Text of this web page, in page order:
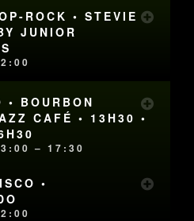
ROCK • STEVIE
JUNIOR
• BOURBON
CAFÉ • 13H30 •
– 17:30
•